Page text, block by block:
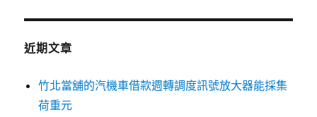
鍵
近期文章
竹北當舖的汽機車借款週轉調度訊號放大器能採集
荷重元